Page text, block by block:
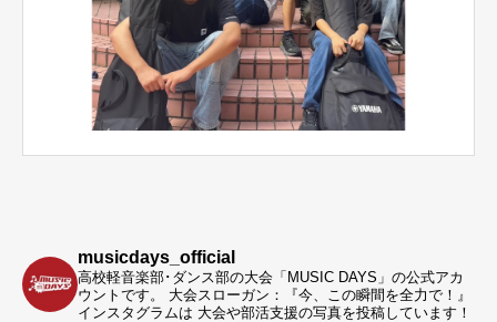
musicdays_official
高校軽音楽部･ダンス部の大会「MUSIC DAYS」の公式アカ
ウントです。
大会スローガン：『今、この瞬間を全力で！』
インスタグラムは 大会や部活支援の写真を投稿しています！